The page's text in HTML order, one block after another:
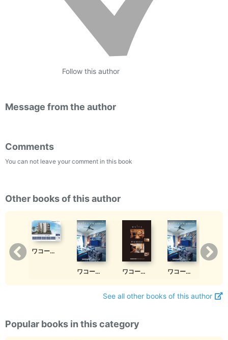
Follow this author
Message from the author
Comments
You can not leave your comment in this book
Other books of this author
ワコーレヴィータ住吉東町
ワコーレヴィータ明石相生 ワコーレヴィータ中山手通South ワコーレヴィータ中山手通North
See all other books of this author
Popular books in this category